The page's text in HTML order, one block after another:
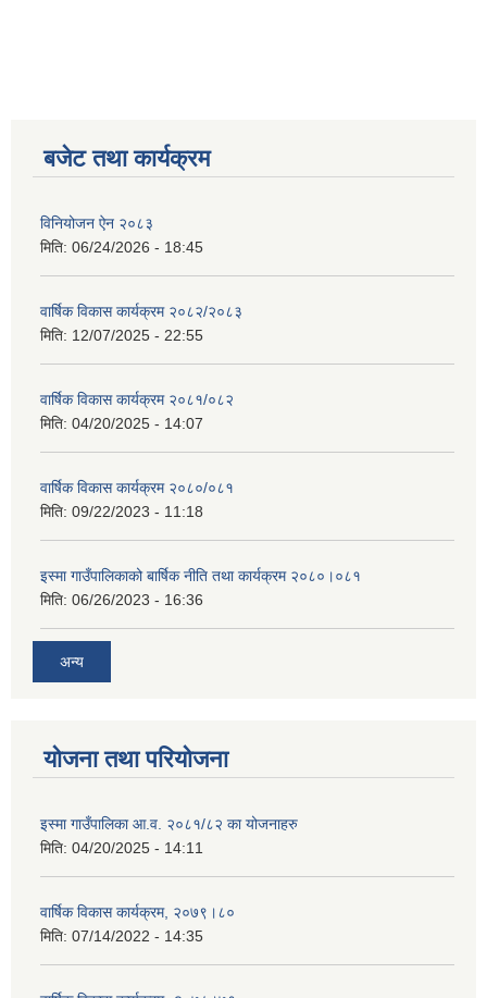
बजेट तथा कार्यक्रम
विनियोजन ऐन २०८३
मिति: 06/24/2026 - 18:45
वार्षिक विकास कार्यक्रम २०८२/२०८३
मिति: 12/07/2025 - 22:55
वार्षिक विकास कार्यक्रम २०८१/०८२
मिति: 04/20/2025 - 14:07
वार्षिक विकास कार्यक्रम २०८०/०८१
मिति: 09/22/2023 - 11:18
इस्मा गाउँपालिकाको बार्षिक नीति तथा कार्यक्रम २०८०।०८१
मिति: 06/26/2023 - 16:36
अन्य
योजना तथा परियोजना
इस्मा गाउँपालिका आ.व. २०८१/८२ का योजनाहरु
मिति: 04/20/2025 - 14:11
वार्षिक विकास कार्यक्रम, २०७९।८०
मिति: 07/14/2022 - 14:35